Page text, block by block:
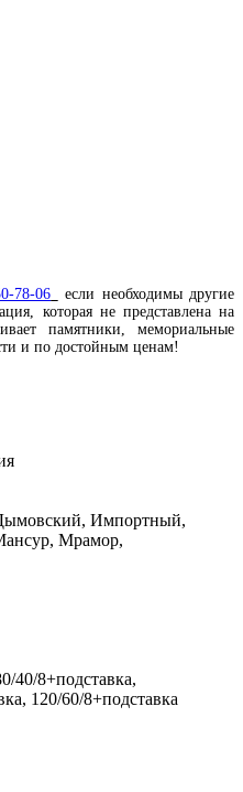
78-06
если необходимы другие
которая не представлена на
памятники, мемориальные
и по достойным ценам!
Импортный,
Мрамор,
40/8+подставка,
120/60/8+подставка